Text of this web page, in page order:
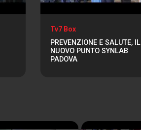
Tv7 Box
PREVENZIONE E SALUTE, IL
NUOVO PUNTO SYNLAB
PADOVA